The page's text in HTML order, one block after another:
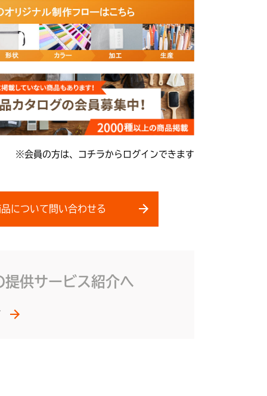
※会員の方は、 コチラからログインできます
について問い合わせる
提供サービス紹介へ